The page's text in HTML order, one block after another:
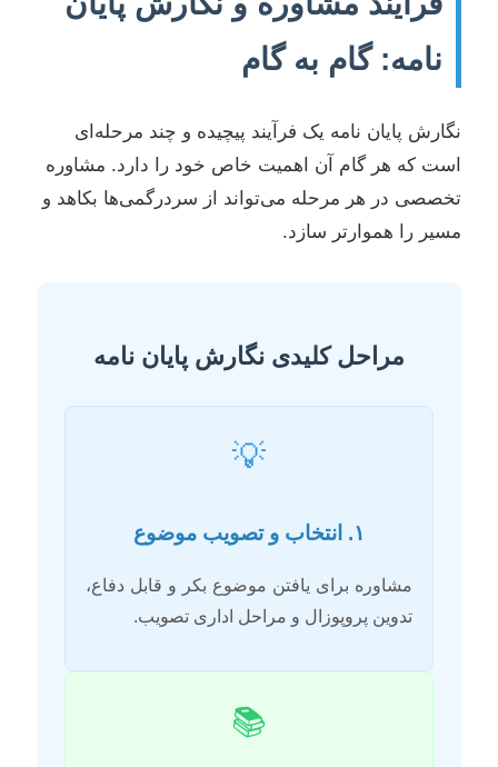
نامه: گام به گام
نگارش پایان نامه یک فرآیند پیچیده و چند مرحله‌ای
است که هر گام آن اهمیت خاص خود را دارد. مشاوره
تخصصی در هر مرحله می‌تواند از سردرگمی‌ها بکاهد و
مسیر را هموارتر سازد.
مراحل کلیدی نگارش پایان نامه
💡
۱. انتخاب و تصویب موضوع
مشاوره برای یافتن موضوع بکر و قابل دفاع،
تدوین پروپوزال و مراحل اداری تصویب.
📚